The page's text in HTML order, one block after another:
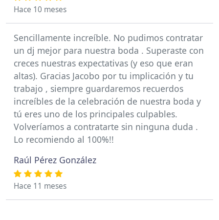
Hace 10 meses
Sencillamente increíble. No pudimos contratar
un dj mejor para nuestra boda . Superaste con
creces nuestras expectativas (y eso que eran
altas). Gracias Jacobo por tu implicación y tu
trabajo , siempre guardaremos recuerdos
increíbles de la celebración de nuestra boda y
tú eres uno de los principales culpables.
Volveríamos a contratarte sin ninguna duda .
Lo recomiendo al 100%!!
Raúl Pérez González
Hace 11 meses